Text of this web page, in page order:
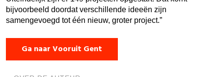
bijvoorbeeld doordat verschillende ideeën zijn
samengevoegd tot één nieuw, groter project.”
Ga naar Vooruit Gent